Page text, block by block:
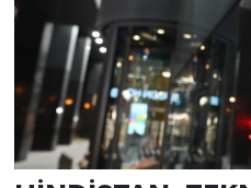
Tavşanlı
Teknoloji
Türkiye